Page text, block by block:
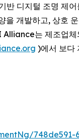
지털 조명 제어
개발하고, 상호
는 제조업
)에서 보다
748de591-